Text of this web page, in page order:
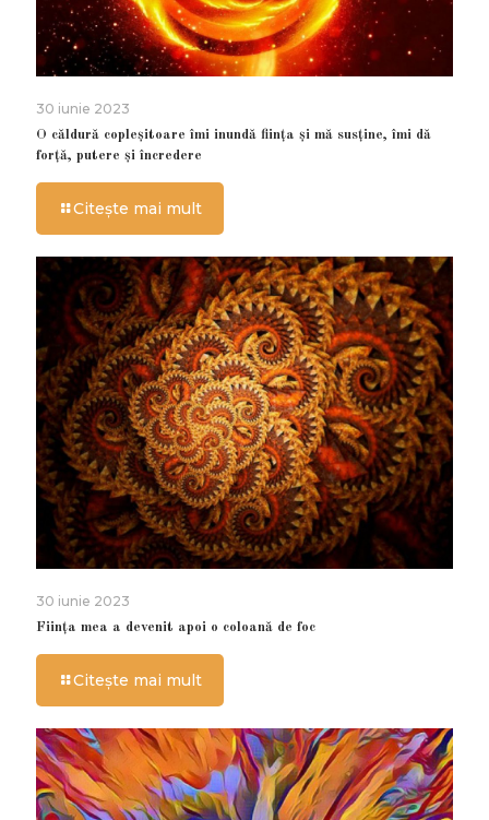
30 iunie 2023
O căldură copleșitoare îmi inundă ființa și mă susține, îmi dă
forță, putere și încredere
Citește mai mult
30 iunie 2023
Ființa mea a devenit apoi o coloană de foc
Citește mai mult